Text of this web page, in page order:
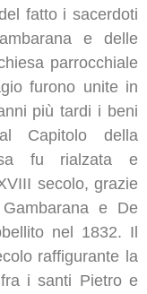
fatto i sacerdoti
e delle
parrocchiale
furono unite in
più tardi i beni
Capitolo della
fu rialzata e
secolo, grazie
Gambarana e De
nel 1832. Il
raffigurante la
i santi Pietro e